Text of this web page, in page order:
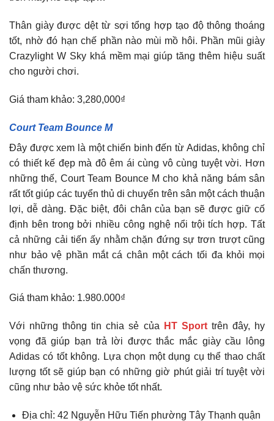
Thân giày được dệt từ sợi tổng hợp tạo độ thông thoáng
tốt, nhờ đó hạn chế phần nào mùi mồ hôi. Phần mũi giày
Crazylight W Sky khá mềm mại giúp tăng thêm hiệu suất
cho người chơi.
Giá tham khảo: 3,280,000₫
Court Team Bounce M
Đây được xem là một chiến binh đến từ Adidas, không chỉ
có thiết kế đẹp mà đô êm ái cùng vô cùng tuyệt vời. Hơn
những thế, Court Team Bounce M cho khả năng bám sân
rất tốt giúp các tuyển thủ di chuyển trên sân một cách thuận
lợi, dễ dàng. Đặc biệt, đôi chân của bạn sẽ được giữ cố
định bên trong bởi nhiều công nghệ nổi trội tích hợp. Tất
cả những cải tiến ấy nhằm chặn đứng sự trơn trượt cũng
như bảo vệ phần mắt cá chân một cách tối đa khỏi mọi
chấn thương.
Giá tham khảo: 1.980.000₫
Với những thông tin chia sẻ của HT Sport trên đây, hy
vọng đã giúp bạn trả lời được thắc mắc giày cầu lông
Adidas có tốt không. Lựa chọn một dụng cụ thể thao chất
lượng tốt sẽ giúp bạn có những giờ phút giải trí tuyệt vời
cũng như bảo vệ sức khỏe tốt nhất.
Địa chỉ: 42 Nguyễn Hữu Tiến phường Tây Thạnh quận